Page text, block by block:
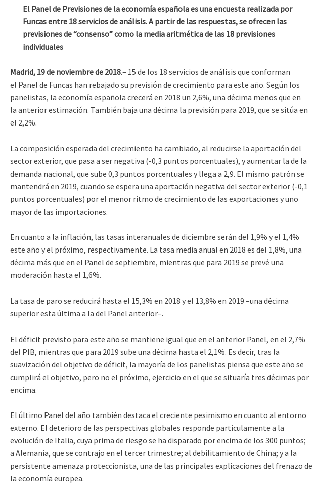
El Panel de Previsiones de la economía española es una encuesta realizada por
Funcas entre 18 servicios de análisis. A partir de las respuestas, se ofrecen las
previsiones de “consenso” como la media aritmética de las 18 previsiones
individuales
Madrid, 19 de noviembre de 2018.– 15 de los 18 servicios de análisis que conforman
el Panel de Funcas han rebajado su previsión de crecimiento para este año. Según los
panelistas, la economía española crecerá en 2018 un 2,6%, una décima menos que en
la anterior estimación. También baja una décima la previsión para 2019, que se sitúa en
el 2,2%.
La composición esperada del crecimiento ha cambiado, al reducirse la aportación del
sector exterior, que pasa a ser negativa (-0,3 puntos porcentuales), y aumentar la de la
demanda nacional, que sube 0,3 puntos porcentuales y llega a 2,9. El mismo patrón se
mantendrá en 2019, cuando se espera una aportación negativa del sector exterior (-0,1
puntos porcentuales) por el menor ritmo de crecimiento de las exportaciones y uno
mayor de las importaciones.
En cuanto a la inflación, las tasas interanuales de diciembre serán del 1,9% y el 1,4%
este año y el próximo, respectivamente. La tasa media anual en 2018 es del 1,8%, una
décima más que en el Panel de septiembre, mientras que para 2019 se prevé una
moderación hasta el 1,6%.
La tasa de paro se reducirá hasta el 15,3% en 2018 y el 13,8% en 2019 –una décima
superior esta última a la del Panel anterior–.
El déficit previsto para este año se mantiene igual que en el anterior Panel, en el 2,7%
del PIB, mientras que para 2019 sube una décima hasta el 2,1%. Es decir, tras la
suavización del objetivo de déficit, la mayoría de los panelistas piensa que este año se
cumplirá el objetivo, pero no el próximo, ejercicio en el que se situaría tres décimas por
encima.
El último Panel del año también destaca el creciente pesimismo en cuanto al entorno
externo. El deterioro de las perspectivas globales responde particulamente a la
evolución de Italia, cuya prima de riesgo se ha disparado por encima de los 300 puntos;
a Alemania, que se contrajo en el tercer trimestre; al debilitamiento de China; y a la
persistente amenaza proteccionista, una de las principales explicaciones del frenazo de
la economía europea.